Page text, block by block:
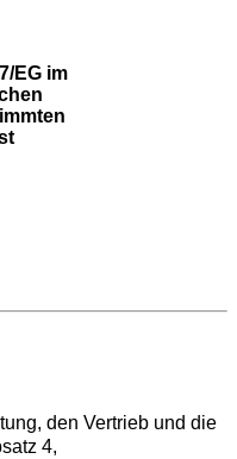
EG im
den Vertrieb und die
4,